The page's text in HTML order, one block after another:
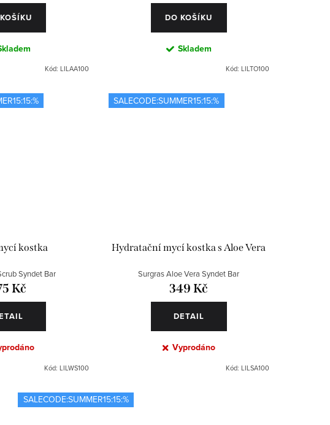
Kód: LILAA100
DO KOŠÍKU
Skladem
Kód: LILTO100
kostka
Syndet Bar
Kč
Kód: LILWS100
SALECODE:SUMMER15:15:%
Hydratační mycí kostka s Aloe Vera
Surgras Aloe Vera Syndet Bar
349 Kč
DETAIL
Vyprodáno
Kód: LILSA100
SALECODE:SUMMER15:15:%